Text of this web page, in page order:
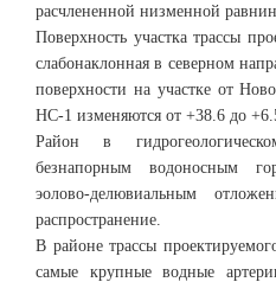
расчлененной низменной
Поверхность участка трассы
слабонаклонная в северном
поверхности на участке от
НС-1 изменяются от +38.6 до
Район в
безнапорным водоносным
эолово-делювиальным
распространение.
В районе трассы
самые крупные водные